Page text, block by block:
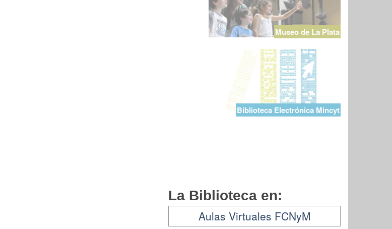
Museo de La Plata
Biblioteca Electrónica Mincyt
La Biblioteca en:
Aulas Virtuales FCNyM